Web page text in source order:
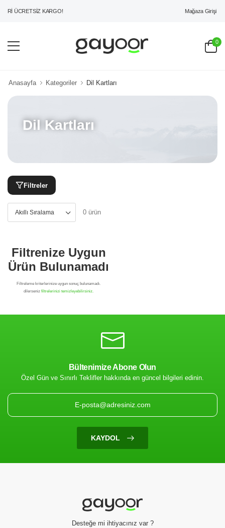
ÜCRETSİZ KARGO! Mağaza Girişi
0
Anasayfa Kategoriler Dil Kartları
Dil Kartları
Filtreler
0 ürün
Filtrenize Uygun
Ürün Bulunamadı
Bültenimize Abone Olun
Özel Gün ve Sınırlı Teklifler hakkında en güncel bilgileri edinin.
KAYDOL
Desteğe mi ihtiyacınız var ?